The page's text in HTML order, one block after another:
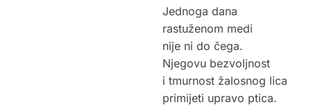
Jednoga dana
rastuženom medi
nije ni do čega.
Njegovu bezvoljnost
i tmurnost žalosnog lica
primijeti upravo ptica.